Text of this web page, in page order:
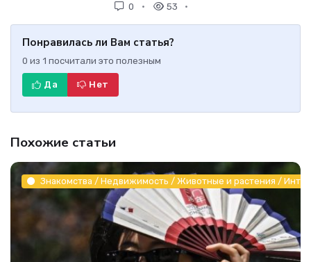
0 53
Понравилась ли Вам статья?
0 из 1 посчитали это полезным
Да Нет
Похожие статьи
Знакомства / Недвижимость / Животные и растения /